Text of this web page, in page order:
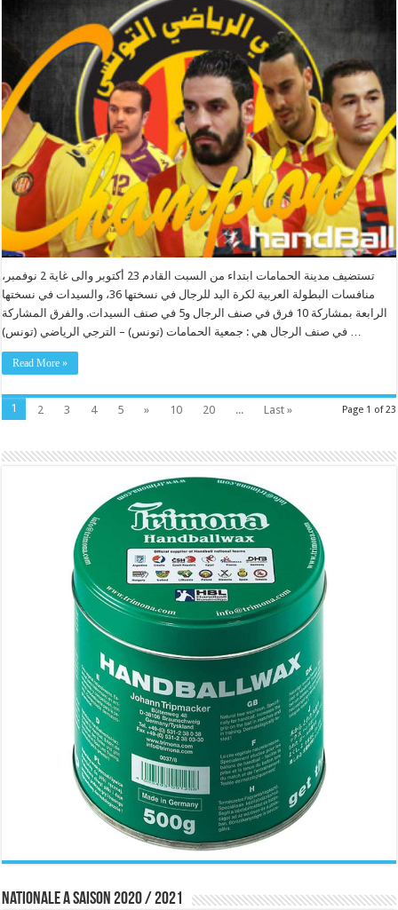
تستضيف مدينة الحمامات ابتداء من السبت القادم 23 أكتوبر والى غاية 2 نوفمبر،
منافسات البطولة العربية لكرة اليد للرجال في نسختها 36، والسيدات في نسختها
الرابعة بمشاركة 10 فرق في صنف الرجال و5 في صنف السيدات. والفرق المشاركة
في صنف الرجال هي : جمعية الحمامات (تونس) – الترجي الرياضي (تونس) …
Read More »
Page 1 of 23
1 2 3 4 5 » 10 20 ... Last »
Nationale A saison 2020 / 2021